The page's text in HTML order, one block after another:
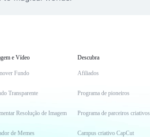
e Vídeo
Fundo
Transparente
Resolução de Imagem
de Memes
Descubra
Afiliados
Programa de pioneiros
Programa de parceiros criativos
Campus criativo CapCut